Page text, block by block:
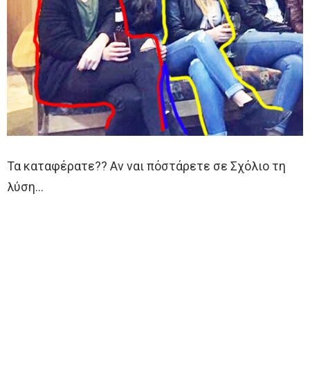
Τα καταφέρατε?? Αν ναι πόστάρετε σε Σχόλιο τη
λύση…